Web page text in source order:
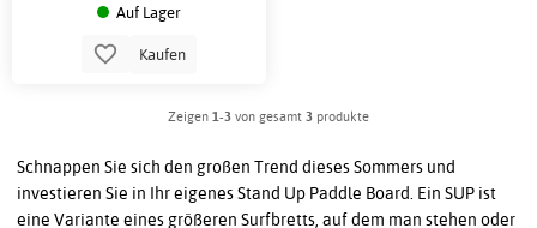
Auf Lager
Kaufen
Zeigen 1-3 von gesamt 3 produkte
Schnappen Sie sich den großen Trend dieses Sommers und
investieren Sie in Ihr eigenes Stand Up Paddle Board. Ein SUP ist
eine Variante eines größeren Surfbretts, auf dem man stehen oder